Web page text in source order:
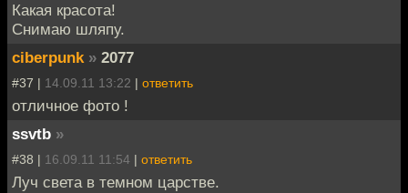
Какая красота!
Снимаю шляпу.
ciberpunk » 2077
#37 | 14.09.11 13:22 | ответить
отличное фото !
ssvtb »
#38 | 16.09.11 11:54 | ответить
Луч света в темном царстве.